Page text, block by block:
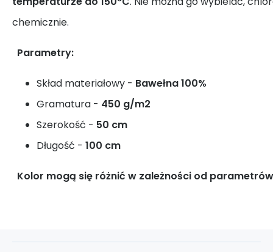
chemicznie.
Parametry:
Skład materiałowy - Bawełna 100%
Gramatura - 450 g/m2
Szerokość - 50 cm
Długość - 100 cm
Kolor mogą się różnić w zależności od